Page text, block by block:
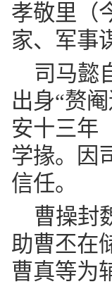
孝敬里（
家、军事
司马懿
出身“赘
安十三年
学掾。因
信任。
曹操封
助曹丕在
曹真等为